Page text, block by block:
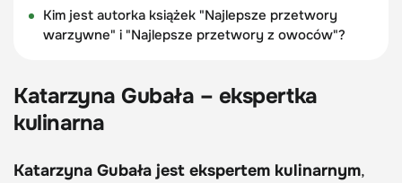
Kim jest autorka książek "Najlepsze przetwory
warzywne" i "Najlepsze przetwory z owoców"?
Katarzyna Gubała – ekspertka
kulinarna
Katarzyna Gubała jest ekspertem kulinarnym,